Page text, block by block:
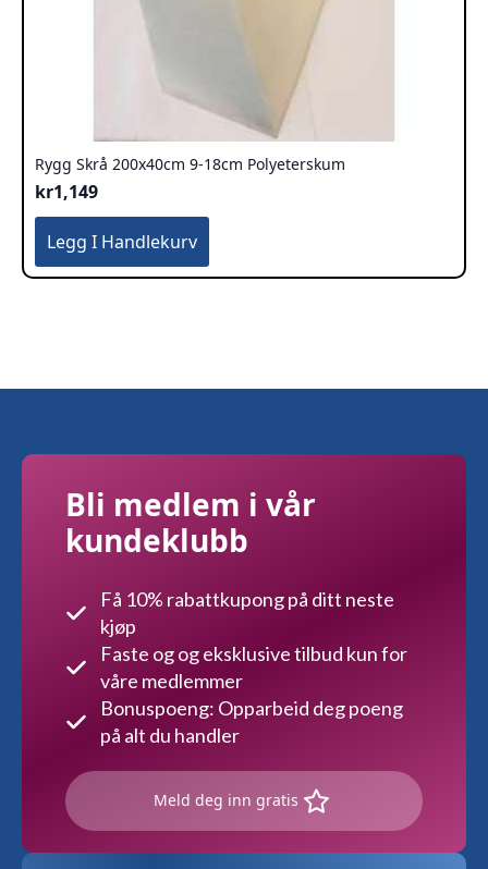
Rygg Skrå 200x40cm 9-18cm Polyeterskum
kr1,149
Legg I Handlekurv
Bli medlem i vår
kundeklubb
Få 10% rabattkupong på ditt neste
kjøp
Faste og og eksklusive tilbud kun for
våre medlemmer
Bonuspoeng: Opparbeid deg poeng
på alt du handler
Meld deg inn gratis